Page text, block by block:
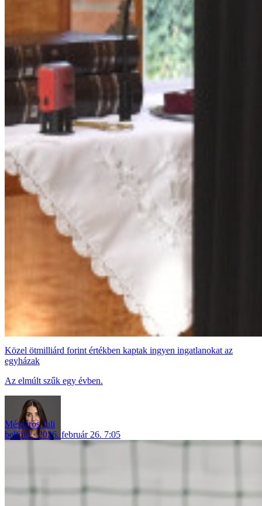
Közel ötmilliárd forint értékben kaptak ingyen ingatlanokat az
egyházak
Az elmúlt szűk egy évben.
Mészáros Juli
belföld
2026. február 26. 7:05